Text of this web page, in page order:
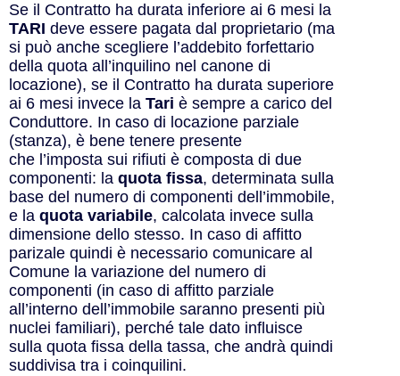
Se il Contratto ha durata inferiore ai 6 mesi la
TARI deve essere pagata dal proprietario (ma
si può anche scegliere l’addebito forfettario
della quota all’inquilino nel canone di
locazione), se il Contratto ha durata superiore
ai 6 mesi invece la Tari è sempre a carico del
Conduttore. In caso di locazione parziale
(stanza), è bene tenere presente
che l’imposta sui rifiuti è composta di due
componenti: la quota fissa, determinata sulla
base del numero di componenti dell’immobile,
e la quota variabile, calcolata invece sulla
dimensione dello stesso. In caso di affitto
parizale quindi è necessario comunicare al
Comune la variazione del numero di
componenti (in caso di affitto parziale
all’interno dell’immobile saranno presenti più
nuclei familiari), perché tale dato influisce
sulla quota fissa della tassa, che andrà quindi
suddivisa tra i coinquilini.